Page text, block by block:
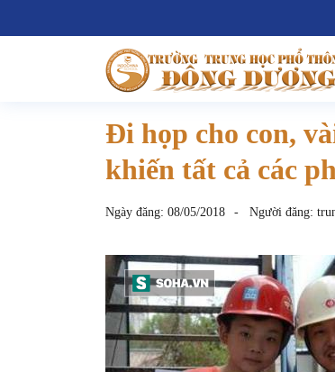
Đi họp cho con,
khiến tất cả các
Ngày đăng: 08/05/2018 Người đăng: